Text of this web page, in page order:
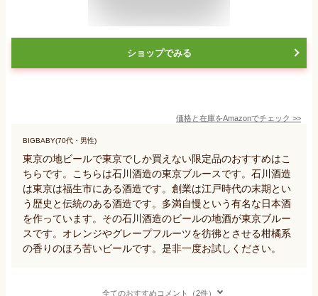
ショップでみる
価格と在庫をAmazonでチェック >>
BIGBABY(70代・男性)
東京の地ビールで東京でしか買えない限定品のおすすめはこ
ちらです。こちらは石川酒造の東京ブルースです。石川酒造
は東京は福生市にある酒造です。創業は江戸時代の末期とい
う歴史と伝統のある酒造です。多満自慢という有名な日本酒
を作っています。その石川酒造のビールの地酒が東京ブルー
スです。オレンジやグレープフルーツを彷彿とさせる柑橘系
の香りのほろ苦いビールです。是非一度お試しください。
全てのおすすめコメント（2件）